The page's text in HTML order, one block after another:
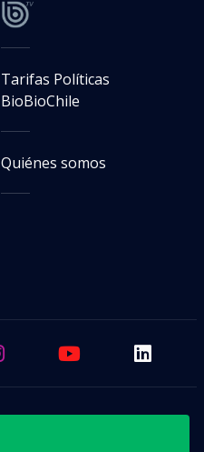
Tarifas Políticas
BioBioChile
Quiénes somos